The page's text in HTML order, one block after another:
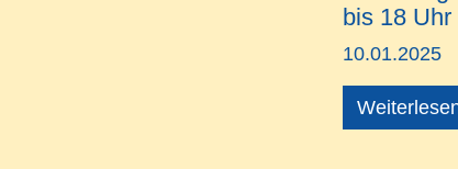
bis 18 Uhr
10.01.2025